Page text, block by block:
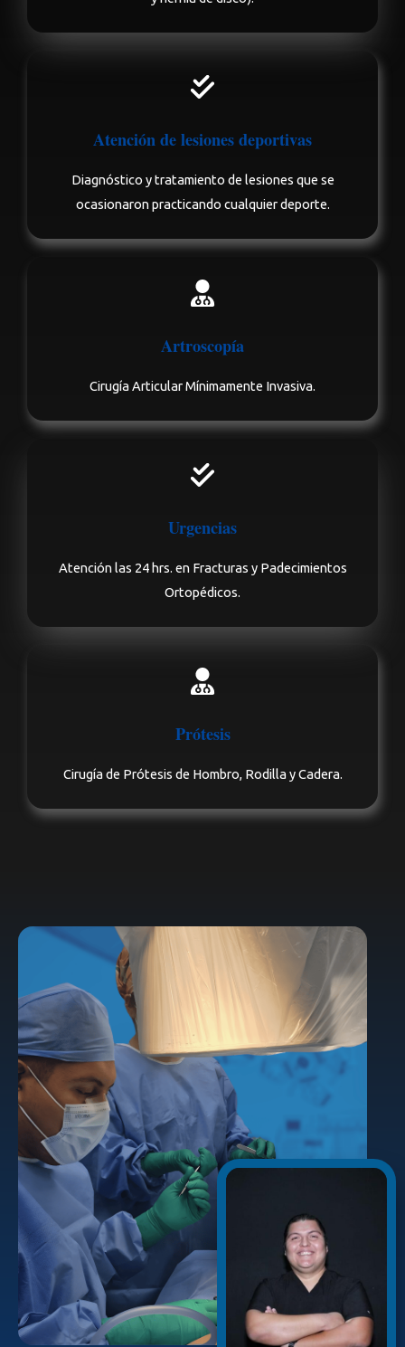
Atención de lesiones deportivas
Diagnóstico y tratamiento de lesiones que se
ocasionaron practicando cualquier deporte.
Artroscopía
Cirugía Articular Mínimamente Invasiva.
Urgencias
Atención las 24 hrs. en Fracturas y Padecimientos
Ortopédicos.
Prótesis
Cirugía de Prótesis de Hombro, Rodilla y Cadera.